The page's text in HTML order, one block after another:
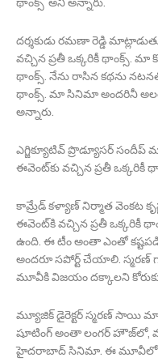
దర్శకుడు రమణా రెడ్డి
వచ్చిన ప్రతీ ఒక్కరికీ థాంక్స్. మా
థాంక్స్. నేను రాసిన కథను నటనతో
థాంక్స్. మా సినిమా అందరినీ
అన్నారు.
ఎగ్జిక్యూటివ్ ప్రొడ్యూసర్ సందీప్
ఈవెంట్‌కు వచ్చిన ప్రతీ ఒక్కరికీ
కామ్రేడ్ కళ్యాణ్ నిర్మాత వెంకట
ఈవెంట్‌కి వచ్చిన ప్రతీ ఒక్కరికీ
ఉంది. ఈ టీం అంతా ఎంతో
అందరూ సపోర్ట్ చేయాలి. స్మరణ్
మూవీకి విజయం దక్కాలని
మ్యూజిక్ డైరెక్టర్ స్మరణ్ సాయి
షూటింగ్ అంతా లంగర్ హౌజ్‌లో,
హైదరాబాద్ సినిమా. ఈ మూవీలో